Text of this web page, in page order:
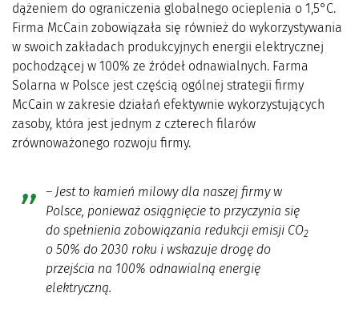
dążeniem do ograniczenia globalnego ocieplenia o 1,5°C.
Firma McCain zobowiązała się również do wykorzystywania
w swoich zakładach produkcyjnych energii elektrycznej
pochodzącej w 100% ze źródeł odnawialnych. Farma
Solarna w Polsce jest częścią ogólnej strategii firmy
McCain w zakresie działań efektywnie wykorzystujących
zasoby, która jest jednym z czterech filarów
zrównoważonego rozwoju firmy.
– Jest to kamień milowy dla naszej firmy w
Polsce, ponieważ osiągnięcie to przyczynia się
do spełnienia zobowiązania redukcji emisji CO2
o 50% do 2030 roku i wskazuje drogę do
przejścia na 100% odnawialną energię
elektryczną.